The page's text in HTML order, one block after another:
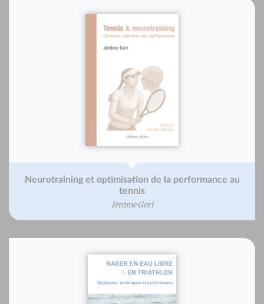
Neurotraining et optimisation de la performance au
tennis
Jérôme Gori